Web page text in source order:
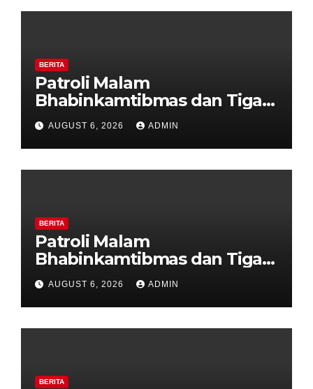
BERITA
Patroli Malam
Bhabinkamtibmas dan Tiga
Pilar Kelurahan Ungaran
Perkuat Kamtibmas, Warga
Diajak Aktifkan Ronda
AUGUST 6, 2026 ADMIN
BERITA
Patroli Malam
Bhabinkamtibmas dan Tiga
Pilar Kelurahan Ungaran
Perkuat Kamtibmas, Warga
Diajak Aktifkan Ronda
AUGUST 6, 2026 ADMIN
BERITA